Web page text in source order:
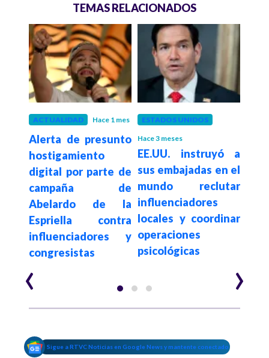
TEMAS RELACIONADOS
ACTUALIDAD Hace 1 mes
Alerta de presunto
hostigamiento
digital por parte de
campaña de
Abelardo de la
Espriella contra
influenciadores y
congresistas
ESTADOS UNIDOS
Hace 3 meses
EE.UU. instruyó a
sus embajadas en el
mundo reclutar
influenciadores
locales y coordinar
operaciones
psicológicas
‹ ›
Sigue a RTVC Noticias en Google News y mantente conectado